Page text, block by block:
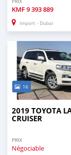
PRIX
KMF9 393 889
Import - Dubai
16
2019 TOYOTA
CRUISER
PRIX
Négociable